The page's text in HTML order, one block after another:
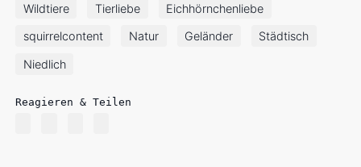
Wildtiere Tierliebe Eichhörnchenliebe
squirrelcontent Natur Geländer Städtisch
Niedlich
Reagieren & Teilen